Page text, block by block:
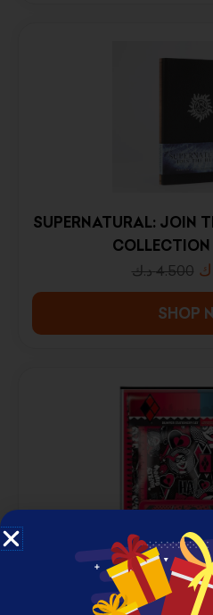
SUPERNATURAL: JOIN
COLLECTION
4.500 د.ك
SHOP
HARLEY QUINN (I
RETRO BUMPER